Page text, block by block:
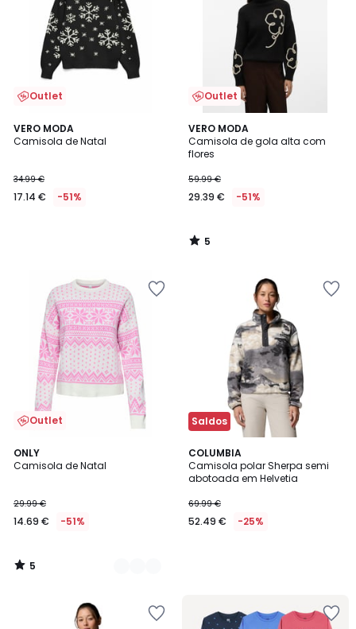
Outlet
VERO MODA
Camisola de Natal
34.99 €
17.14 € -51%
Outlet
VERO MODA
Camisola de gola alta com
flores
59.99 €
29.39 € -51%
5
/
5
5
/
Outlet
ONLY
Camisola de Natal
29.99 €
14.69 € -51%
5
/
2
Cores
5
/
Saldos
COLUMBIA
Camisola polar Sherpa semi
abotoada em Helvetia
69.99 €
52.49 € -25%